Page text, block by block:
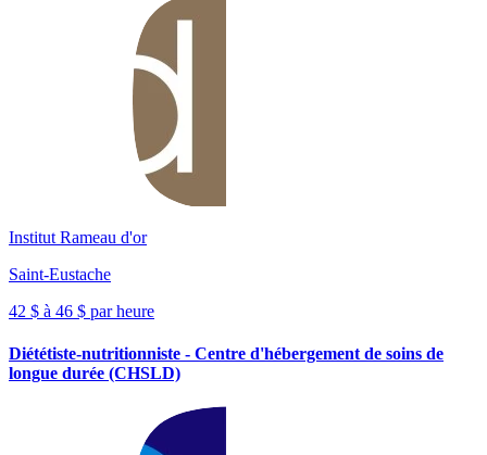
Institut Rameau d'or
Saint-Eustache
42 $ à 46 $ par heure
Diététiste-nutritionniste - Centre d'hébergement de soins de
longue durée (CHSLD)